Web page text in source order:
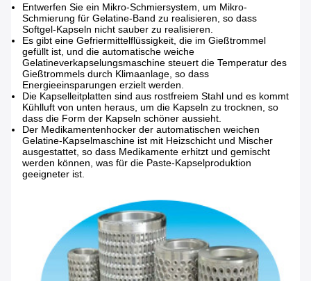
Entwerfen Sie ein Mikro-Schmiersystem, um Mikro-
Schmierung für Gelatine-Band zu realisieren, so dass
Softgel-Kapseln nicht sauber zu realisieren.
Es gibt eine Gefriermittelflüssigkeit, die im Gießtrommel
gefüllt ist, und die automatische weiche
Gelatineverkapselungsmaschine steuert die Temperatur des
Gießtrommels durch Klimaanlage, so dass
Energieeinsparungen erzielt werden.
Die Kapselleitplatten sind aus rostfreiem Stahl und es kommt
Kühlluft von unten heraus, um die Kapseln zu trocknen, so
dass die Form der Kapseln schöner aussieht.
Der Medikamentenhocker der automatischen weichen
Gelatine-Kapselmaschine ist mit Heizschicht und Mischer
ausgestattet, so dass Medikamente erhitzt und gemischt
werden können, was für die Paste-Kapselproduktion
geeigneter ist.